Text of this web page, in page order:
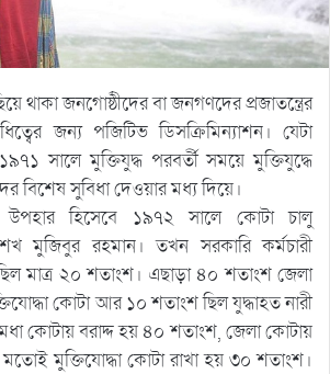
থাকা জনগোষ্ঠীদের বা জনগণদের প্রজাতন্ত্রের
জন্য পজিটিভ ডিসক্রিমিন্যাশন। যেটা
সালে মুক্তিযুদ্ধ পরবর্তী সময়ে মুক্তিযুদ্ধে
বিশেষ সুবিধা দেওয়ার মধ্য দিয়ে।
উপহার হিসেবে ১৯৭২ সালে কোটা চালু
মুজিবুর রহমান। তখন সরকারি কর্মচারী
মাত্র ২০ শতাংশ। এছাড়া ৪০ শতাংশ জেলা
কোটা আর ১০ শতাংশ ছিল যুদ্ধাহত নারী
কোটায় বরাদ্দ হয় ৪০ শতাংশ, জেলা কোটায়
মুক্তিযোদ্ধা কোটা রাখা হয় ৩০ শতাংশ।